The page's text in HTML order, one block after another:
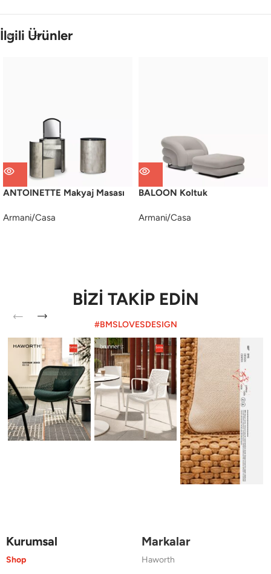
İlgili Ürünler
ANTOINETTE Makyaj Masası
Armani/Casa
BALOON Koltuk
Armani/Casa
BİZİ TAKİP EDİN
#BMSLOVESDESIGN
Kurumsal
Shop
Markalar
Haworth